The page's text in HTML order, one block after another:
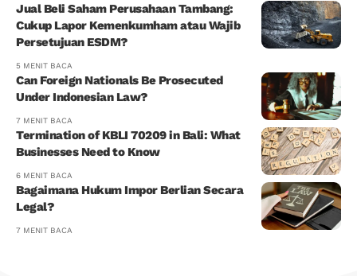
Jual Beli Saham Perusahaan Tambang:
Cukup Lapor Kemenkumham atau Wajib
Persetujuan ESDM?
5 MENIT BACA
Can Foreign Nationals Be Prosecuted
Under Indonesian Law?
7 MENIT BACA
Termination of KBLI 70209 in Bali: What
Businesses Need to Know
6 MENIT BACA
Bagaimana Hukum Impor Berlian Secara
Legal?
7 MENIT BACA